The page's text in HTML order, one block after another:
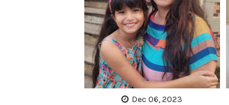
Dec 06, 2023